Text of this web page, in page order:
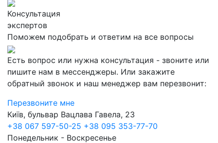
Консультация
экспертов
Поможем подобрать и ответим на все вопросы
Есть вопрос или нужна консультация - звоните или
пишите нам в мессенджеры. Или закажите
обратный звонок и наш менеджер вам перезвонит:
Перезвоните мне
Київ, бульвар Вацлава Гавела, 23
+38 067 597-50-25 +38 095 353-77-70
Понедельник - Воскресенье